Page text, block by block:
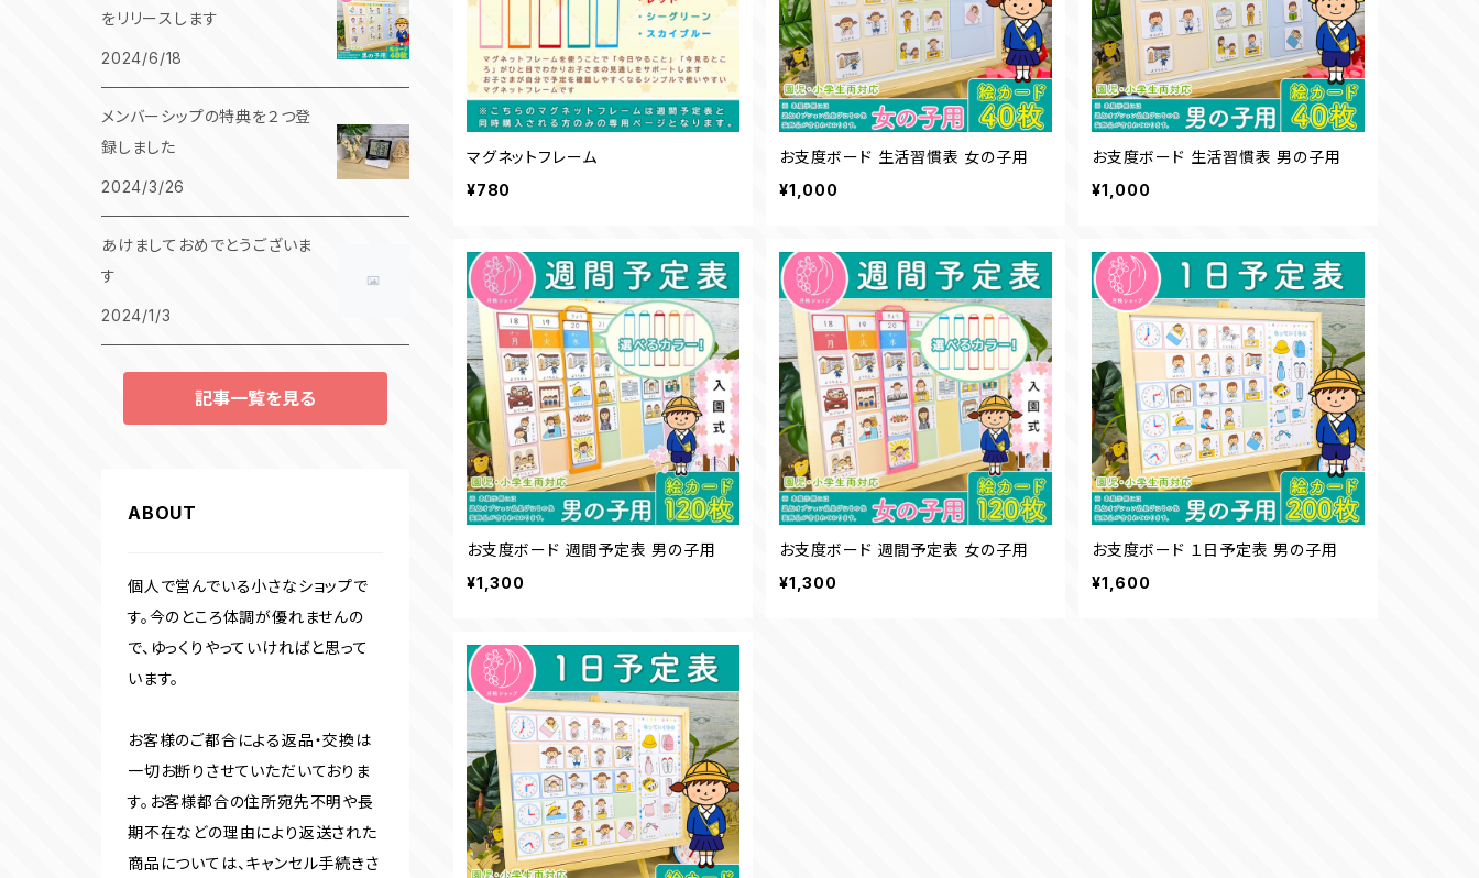
マグネットフレーム
¥780
お支度ボード 生活習慣表 女の子用
¥1,000
お支度ボード 生活習慣表 男の子用
¥1,000
お支度ボード 週間予定表 男の子用
¥1,300
お支度ボード 週間予定表 女の子用
¥1,300
お支度ボード １日予定表 男の子用
¥1,600
をリリースします
2024/6/18
メンバーシップの特典を２つ登
録しました
2024/3/26
あけましておめでとうございま
す
2024/1/3
記事一覧を見る
ABOUT
個人で営んでいる小さなショップで
す。今のところ体調が優れませんの
で、ゆっくりやっていければと思って
います。
お客様のご都合による返品・交換は
一切お断りさせていただいておりま
す。お客様都合の住所宛先不明や長
期不在などの理由により返送された
商品については、キャンセル手続きさ